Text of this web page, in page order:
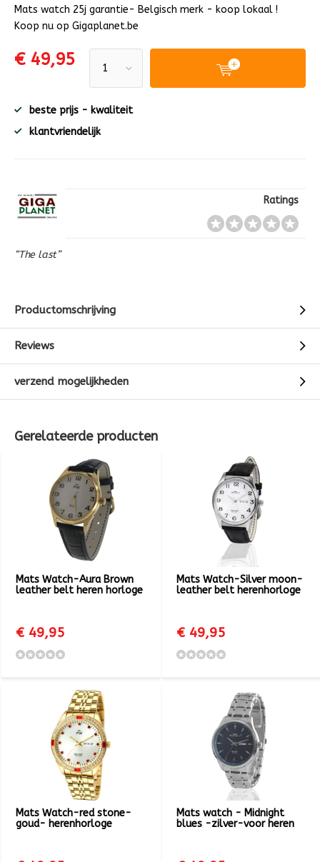
Mats watch 25j garantie- Belgisch merk - koop lokaal !
Koop nu op Gigaplanet.be
€ 49,95
beste prijs - kwaliteit
klantvriendelijk
Ratings
“The last”
Productomschrijving
Reviews
verzend mogelijkheden
Gerelateerde producten
Mats Watch-Aura Brown
leather belt heren horloge
€ 49,95
Mats Watch-Silver moon-
leather belt herenhorloge
€ 49,95
Mats Watch-red stone-
goud- herenhorloge
Mats watch - Midnight
blues -zilver-voor heren